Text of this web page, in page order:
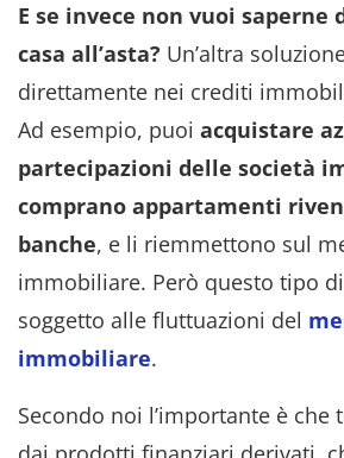
E se invece non vuoi saperne
casa all’asta? Un’altra
direttamente nei crediti
Ad esempio, puoi acquistare
partecipazioni delle società
comprano appartamenti
banche, e li riemmettono sul
immobiliare. Però questo tipo
soggetto alle fluttuazioni del
immobiliare.
Secondo noi l’importante è che